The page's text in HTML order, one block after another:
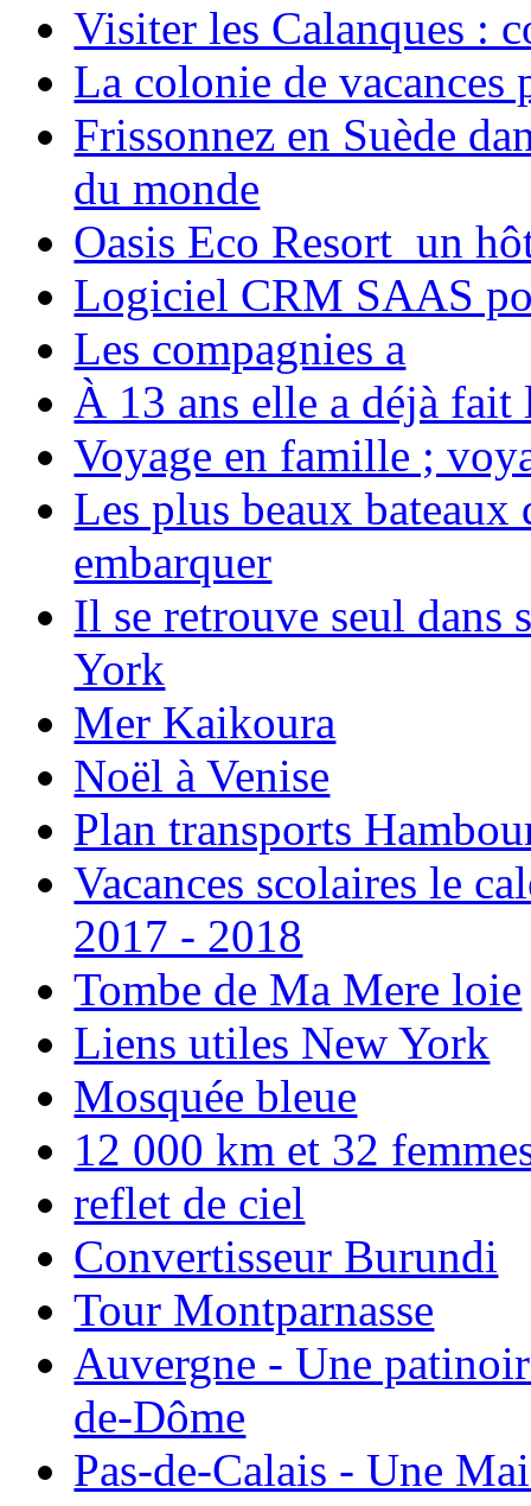
Visiter les Calanques :
La colonie de vacances
Frissonnez en Suède
du monde
Oasis Eco Resort un
Logiciel CRM SAAS
Les compagnies a
À 13 ans elle a déjà
Voyage en famille ;
Les plus beaux bateaux
embarquer
Il se retrouve seul dans
York
Mer Kaikoura
Noël à Venise
Plan transports
Vacances scolaires le
2017 - 2018
Tombe de Ma Mere loie
Liens utiles New York
Mosquée bleue
12 000 km et 32
reflet de ciel
Convertisseur Burundi
Tour Montparnasse
Auvergne - Une
de-Dôme
Pas-de-Calais - Une